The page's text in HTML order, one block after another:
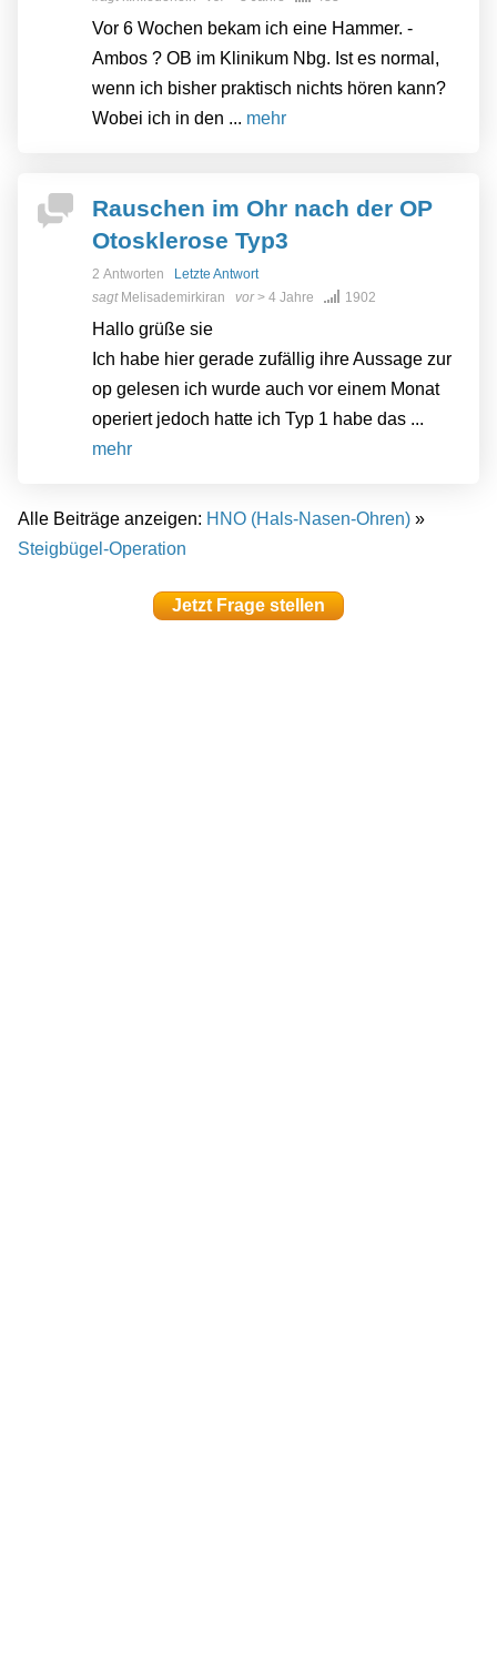
Vor 6 Wochen bekam ich eine Hammer. -
Ambos ? OB im Klinikum Nbg. Ist es normal,
wenn ich bisher praktisch nichts hören kann?
Wobei ich in den ... mehr
Rauschen im Ohr nach der OP
Otosklerose Typ3
2 Antworten Letzte Antwort
sagt Melisademirkiran vor> 4 Jahre 1902
Hallo grüße sie
Ich habe hier gerade zufällig ihre Aussage zur
op gelesen ich wurde auch vor einem Monat
operiert jedoch hatte ich Typ 1 habe das ...
mehr
Alle Beiträge anzeigen: HNO (Hals-Nasen-Ohren) »
Steigbügel-Operation
Jetzt Frage stellen